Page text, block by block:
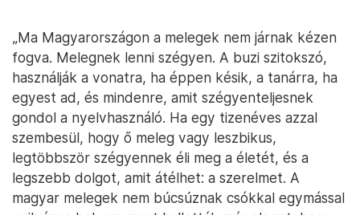
„Ma Magyarországon a melegek nem járnak kézen
fogva. Melegnek lenni szégyen. A buzi szitokszó,
használják a vonatra, ha éppen késik, a tanárra, ha
egyest ad, és mindenre, amit szégyenteljesnek
gondol a nyelvhasználó. Ha egy tizenéves azzal
szembesül, hogy ő meleg vagy leszbikus,
legtöbbször szégyennek éli meg a életét, és a
legszebb dolgot, amit átélhet: a szerelmet. A
magyar melegek nem búcsúznak csókkal egymással